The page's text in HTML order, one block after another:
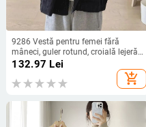
9286 Vestă pentru femei fără
mâneci, guler rotund, croială lejeră,
stil retro, buzunare
132.97 Lei
add_shopping_cart